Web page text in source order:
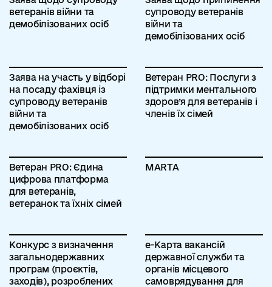
ветеранів війни та
демобілізованих осіб
супроводу ветеранів
війни та
демобілізованих осіб
Заява на участь у відборі
на посаду фахівця із
супроводу ветеранів
війни та
демобілізованих осіб
Ветеран PRO: Послуги з
підтримки ментального
здоров’я для ветеранів і
членів їх сімей
Ветеран PRO: Єдина
цифрова платформа
для ветеранів,
ветеранок та їхніх сімей
MARTA
Конкурс з визначення
загальнодержавних
програм (проєктів,
заходів), розроблених
е-Карта вакансій
державної служби та
органів місцевого
самоврядування для